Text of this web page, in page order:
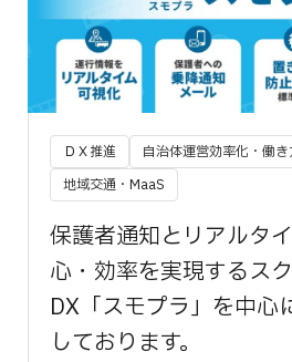
ＤＸ推進
自治体運営効率化・働
地域交通・MaaS
保護者通知とリアルタ
心・効率を実現するス
DX「スモプラ」を中心
しております。